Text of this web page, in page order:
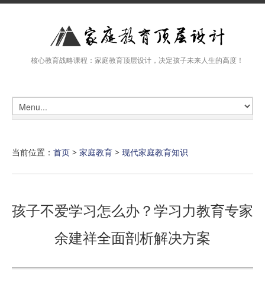
核心教育战略课程：家庭教育顶层设计，决定孩子未来人生的高度！
当前位置： 首页 > 家庭教育 > 现代家庭教育知识
孩子不爱学习怎么办？学习力教育专家
余建祥全面剖析解决方案